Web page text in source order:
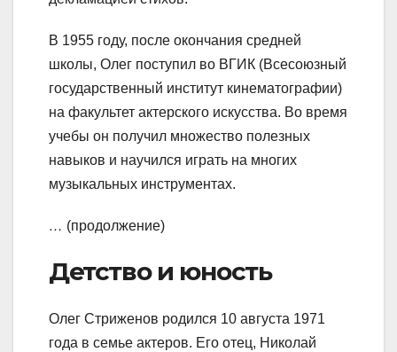
В 1955 году, после окончания средней
школы, Олег поступил во ВГИК (Всесоюзный
государственный институт кинематографии)
на факультет актерского искусства. Во время
учебы он получил множество полезных
навыков и научился играть на многих
музыкальных инструментах.
… (продолжение)
Детство и юность
Олег Стриженов родился 10 августа 1971
года в семье актеров. Его отец, Николай